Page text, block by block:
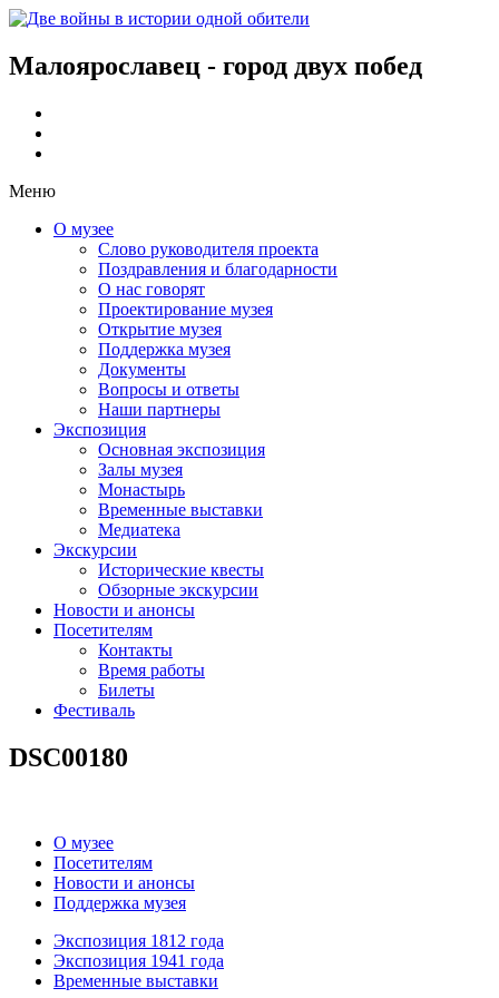
Малоярославец - город двух побед
Меню
О музее
Слово руководителя проекта
Поздравления и благодарности
О нас говорят
Проектирование музея
Открытие музея
Поддержка музея
Документы
Вопросы и ответы
Наши партнеры
Экспозиция
Основная экспозиция
Залы музея
Монастырь
Временные выставки
Медиатека
Экскурсии
Исторические квесты
Обзорные экскурсии
Новости и анонсы
Посетителям
Контакты
Время работы
Билеты
Фестиваль
DSC00180
О музее
Посетителям
Новости и анонсы
Поддержка музея
Экспозиция 1812 года
Экспозиция 1941 года
Временные выставки